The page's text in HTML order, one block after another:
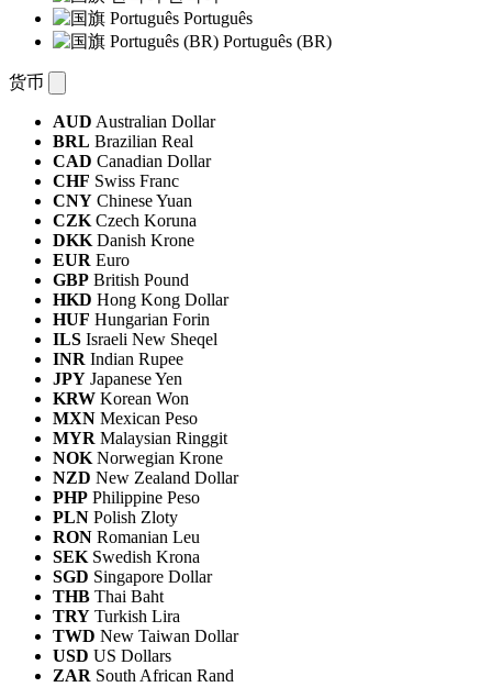
Português
Português (BR)
货币
AUD Australian Dollar
BRL Brazilian Real
CAD Canadian Dollar
CHF Swiss Franc
CNY Chinese Yuan
CZK Czech Koruna
DKK Danish Krone
EUR Euro
GBP British Pound
HKD Hong Kong Dollar
HUF Hungarian Forin
ILS Israeli New Sheqel
INR Indian Rupee
JPY Japanese Yen
KRW Korean Won
MXN Mexican Peso
MYR Malaysian Ringgit
NOK Norwegian Krone
NZD New Zealand Dollar
PHP Philippine Peso
PLN Polish Zloty
RON Romanian Leu
SEK Swedish Krona
SGD Singapore Dollar
THB Thai Baht
TRY Turkish Lira
TWD New Taiwan Dollar
USD US Dollars
ZAR South African Rand